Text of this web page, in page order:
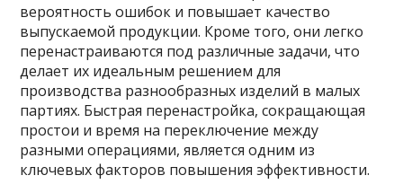
вероятность ошибок и повышает качество
выпускаемой продукции. Кроме того, они легко
перенастраиваются под различные задачи, что
делает их идеальным решением для
производства разнообразных изделий в малых
партиях. Быстрая перенастройка, сокращающая
простои и время на переключение между
разными операциями, является одним из
ключевых факторов повышения эффективности.